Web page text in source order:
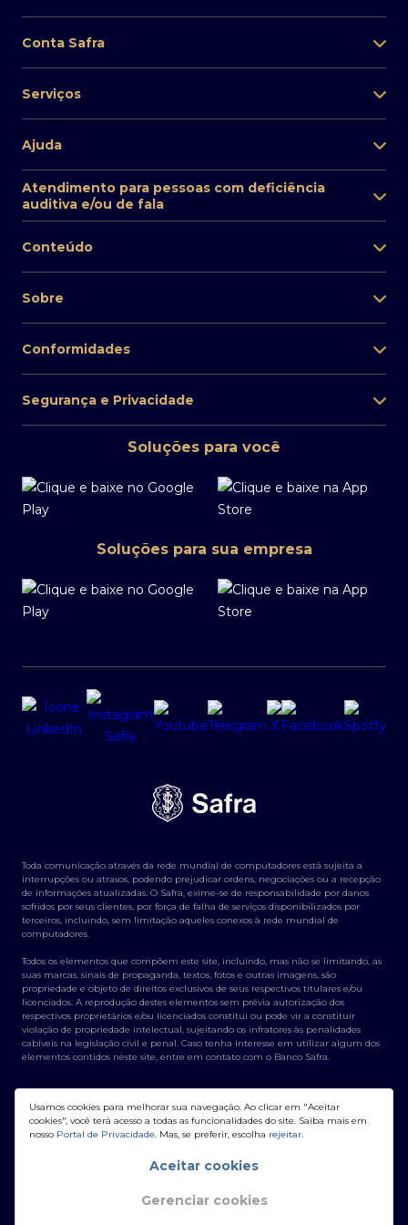
Conta Safra
Serviços
Ajuda
Atendimento para pessoas com deficiência
auditiva e/ou de fala
Conteúdo
Sobre
Conformidades
Segurança e Privacidade
Soluções para você
Soluções para sua empresa
Toda comunicação através da rede mundial de computadores está sujeita a
interrupções ou atrasos, podendo prejudicar ordens, negociações ou a recepção
de informações atualizadas. O Safra, exime-se de responsabilidade por danos
sofridos por seus clientes, por força de falha de serviços disponibilizados por
terceiros, incluindo, sem limitação aqueles conexos à rede mundial de
computadores.
Todos os elementos que compõem este site, incluindo, mas não se limitando, as
suas marcas, sinais de propaganda, textos, fotos e outras imagens, são
propriedade e objeto de direitos exclusivos de seus respectivos titulares e/ou
licenciados. A reprodução destes elementos sem prévia autorização dos
respectivos proprietários e/ou licenciados constitui ou pode vir a constituir
violação de propriedade intelectual, sujeitando os infratores às penalidades
cabíveis na legislação civil e penal. Caso tenha interesse em utilizar algum dos
elementos contidos neste site, entre em contato com o Banco Safra.
Usamos cookies para melhorar sua navegação. Ao clicar em "Aceitar
cookies", você terá acesso a todas as funcionalidades do site. Saiba mais em
nosso Portal de Privacidade. Mas, se preferir, escolha rejeitar.
Aceitar cookies
Gerenciar cookies